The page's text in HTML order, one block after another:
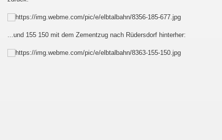
...und 155 150 mit dem Zementzug nach Rüdersdorf hinterher:
:-D